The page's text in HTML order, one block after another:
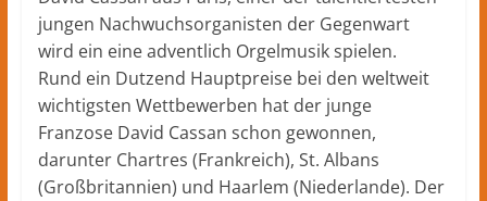
im
Kreis
Herford
jungen Nachwuchsorganisten der Gegenwart
wird ein eine adventlich Orgelmusik spielen.
Rund ein Dutzend Hauptpreise bei den weltweit
wichtigsten Wettbewerben hat der junge
Franzose David Cassan schon gewonnen,
darunter Chartres (Frankreich), St. Albans
(Großbritannien) und Haarlem (Niederlande). Der